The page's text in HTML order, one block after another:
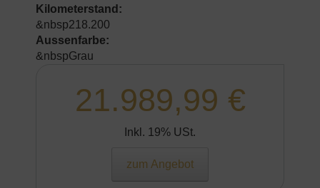
Kilometerstand:
&nbsp218.200
Aussenfarbe:
&nbspGrau
21.989,99 €
Inkl. 19% USt.
zum Angebot